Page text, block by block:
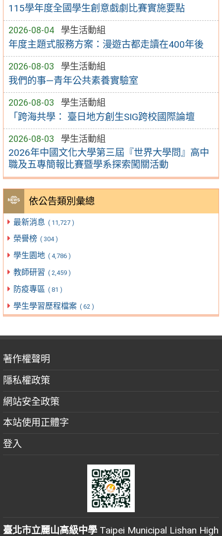
115學年度全國學生創意戲劇比賽實施要點
2026-08-04 學生活動組
年度主題式服務方案：漫遊古都走讀在400年後
2026-08-03 學生活動組
我們的事—青年公共素養實驗室
2026-08-03 學生活動組
「跨海共學： 臺日地方創生SIG跨校國際論壇
2026-08-03 學生活動組
2026年中國文化大學第三屆『世界大學問』高中
職及五專簡報比賽暨學系探索闖關活動
依公告類別彙總
最新消息 ( 11,727 )
榮譽榜 ( 304 )
學生園地 ( 4,786 )
教師研習 ( 2,459 )
防疫專區 ( 81 )
學生學習歷程檔案 ( 62 )
著作權聲明
隱私權政策
網站安全政策
本站使用正體字
登入
臺北市立麗山高級中學 Taipei Municipal Lishan High